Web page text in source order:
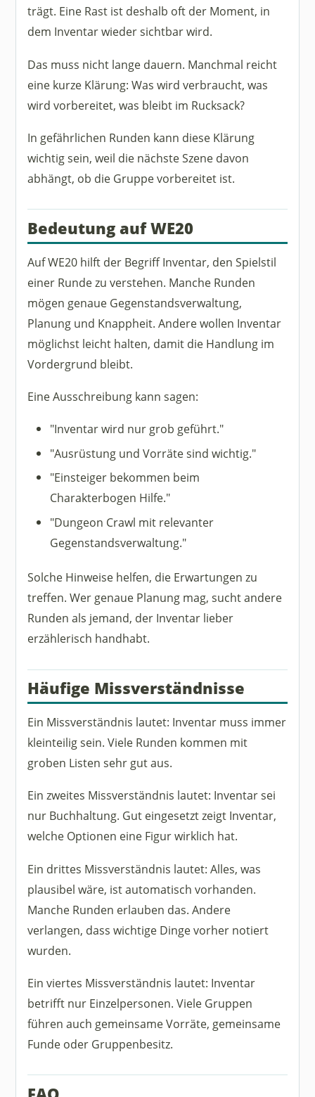
trägt. Eine Rast ist deshalb oft der Moment, in
dem Inventar wieder sichtbar wird.
Das muss nicht lange dauern. Manchmal reicht
eine kurze Klärung: Was wird verbraucht, was
wird vorbereitet, was bleibt im Rucksack?
In gefährlichen Runden kann diese Klärung
wichtig sein, weil die nächste Szene davon
abhängt, ob die Gruppe vorbereitet ist.
Bedeutung auf WE20
Auf WE20 hilft der Begriff Inventar, den Spielstil
einer Runde zu verstehen. Manche Runden
mögen genaue Gegenstandsverwaltung,
Planung und Knappheit. Andere wollen Inventar
möglichst leicht halten, damit die Handlung im
Vordergrund bleibt.
Eine Ausschreibung kann sagen:
"Inventar wird nur grob geführt."
"Ausrüstung und Vorräte sind wichtig."
"Einsteiger bekommen beim
Charakterbogen Hilfe."
"Dungeon Crawl mit relevanter
Gegenstandsverwaltung."
Solche Hinweise helfen, die Erwartungen zu
treffen. Wer genaue Planung mag, sucht andere
Runden als jemand, der Inventar lieber
erzählerisch handhabt.
Häufige Missverständnisse
Ein Missverständnis lautet: Inventar muss immer
kleinteilig sein. Viele Runden kommen mit
groben Listen sehr gut aus.
Ein zweites Missverständnis lautet: Inventar sei
nur Buchhaltung. Gut eingesetzt zeigt Inventar,
welche Optionen eine Figur wirklich hat.
Ein drittes Missverständnis lautet: Alles, was
plausibel wäre, ist automatisch vorhanden.
Manche Runden erlauben das. Andere
verlangen, dass wichtige Dinge vorher notiert
wurden.
Ein viertes Missverständnis lautet: Inventar
betrifft nur Einzelpersonen. Viele Gruppen
führen auch gemeinsame Vorräte, gemeinsame
Funde oder Gruppenbesitz.